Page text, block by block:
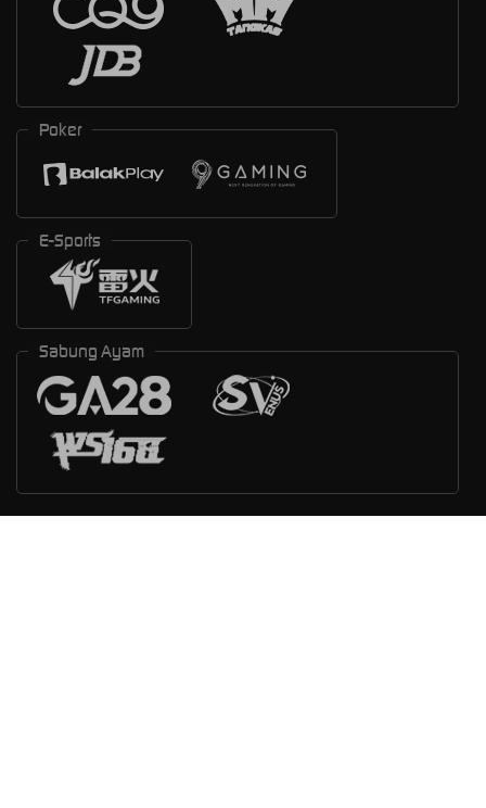
Poker
E-Sports
Sabung Ayam